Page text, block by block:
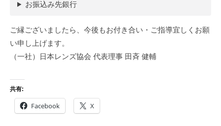
お振込み先銀行
ご縁ございましたら、今後もお付き合い・ご指導宜しくお願
い申し上げます。
（一社）日本レンズ協会 代表理事 田斉 健輔
共有:
Facebook X